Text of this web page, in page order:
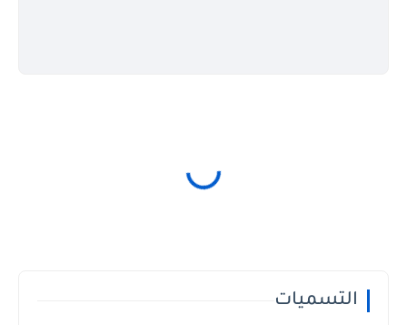
التسميات